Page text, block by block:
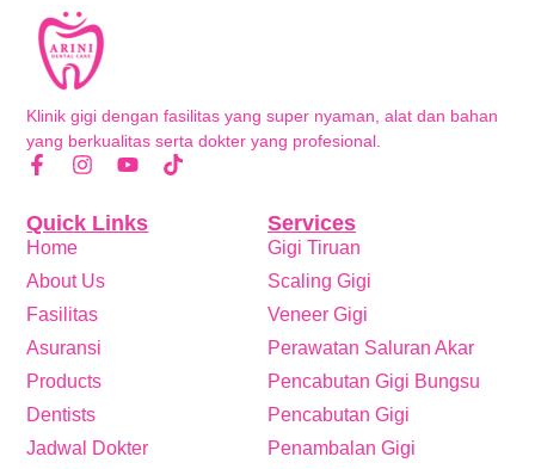
Klinik gigi dengan fasilitas yang super nyaman, alat dan bahan
yang berkualitas serta dokter yang profesional.
Services
Gigi Tiruan
Scaling Gigi
Veneer Gigi
Perawatan Saluran Akar
Pencabutan Gigi Bungsu
Pencabutan Gigi
Penambalan Gigi
Quick Links
Home
About Us
Fasilitas
Asuransi
Products
Dentists
Jadwal Dokter